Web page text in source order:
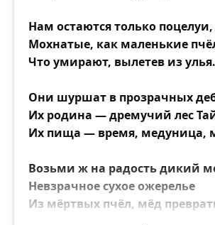
Нам остаются только поцелуи,
Мохнатые, как маленькие
Что умирают, вылетев из улья.
Они шуршат в прозрачных
Их родина — дремучий лес
Их пища — время, медуница,
Возьми ж на радость дикий
Невзрачное сухое ожерелье
Из мёртвых пчёл, мёд